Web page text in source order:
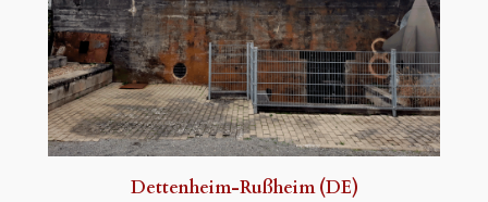
Dettenheim-Rußheim (DE)